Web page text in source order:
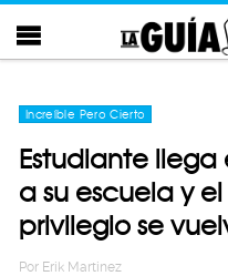
Increíble Pero Cierto
Estudiante
a su escuela y
privilegio se
Por Erik Martinez